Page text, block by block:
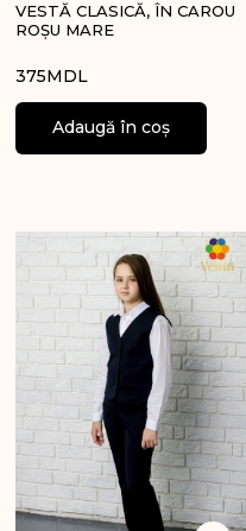
VESTĂ CLASICĂ, ÎN CAROU
ROȘU MARE
375MDL
Adaugă în coș